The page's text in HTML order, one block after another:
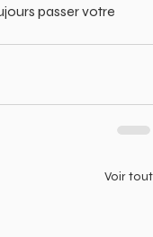
passer votre
Voir tout